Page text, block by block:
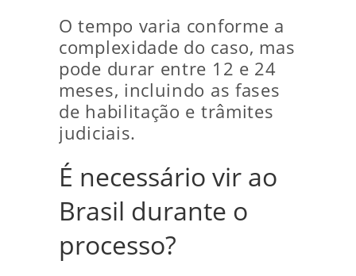
O tempo varia conforme a
complexidade do caso, mas
pode durar entre 12 e 24
meses, incluindo as fases
de habilitação e trâmites
judiciais.
É necessário vir ao
Brasil durante o
processo?